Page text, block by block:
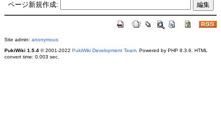
ページ新規作成:
Site admin: anonymous
PukiWiki 1.5.4© 2001-2022 PukiWiki Development Team. Powered by PHP 8.3.6. HTML
convert time: 0.003 sec.